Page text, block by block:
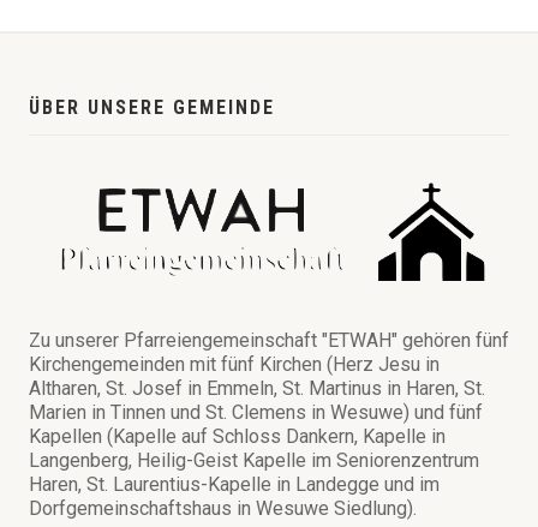
ÜBER UNSERE GEMEINDE
Zu unserer Pfarreiengemeinschaft "ETWAH" gehören fünf
Kirchengemeinden mit fünf Kirchen (Herz Jesu in
Altharen, St. Josef in Emmeln, St. Martinus in Haren, St.
Marien in Tinnen und St. Clemens in Wesuwe) und fünf
Kapellen (Kapelle auf Schloss Dankern, Kapelle in
Langenberg, Heilig-Geist Kapelle im Seniorenzentrum
Haren, St. Laurentius-Kapelle in Landegge und im
Dorfgemeinschaftshaus in Wesuwe Siedlung).